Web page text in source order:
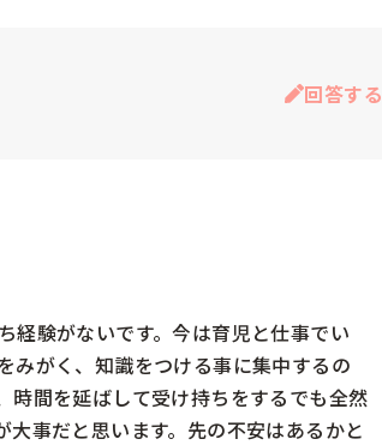
回答する
経験がないです。今は育児と仕事でい
みがく、知識をつける事に集中するの
時間を延ばして受け持ちをするでも全然
事だと思います。先の不安はあるかと